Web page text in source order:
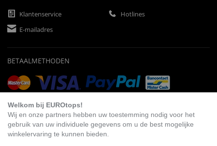
Klantenservice
Hotlines
E-mailadres
BETAALMETHODEN
BEZOEK ONS
Welkom bij EUROtops!
Wij en onze partners hebben uw toestemming nodig voor het
gebruik van uw individuele gegevens om u de best mogelijke
winkelervaring te kunnen bieden.